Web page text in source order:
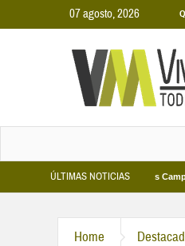
07 agosto, 2026
ÚLTIMAS NOTICIAS
2026 Los Campus de
Home